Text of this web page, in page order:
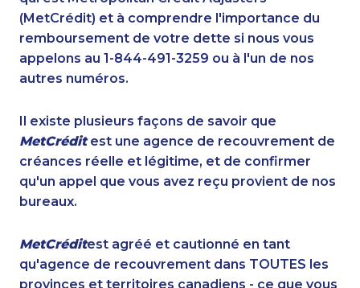
(MetCrédit) et à comprendre l'importance du
remboursement de votre dette si nous vous
appelons au 1-844-491-3259 ou à l'un de nos
autres numéros.
Il existe plusieurs façons de savoir que
MetCréditest une agence de recouvrement de
créances réelle et légitime, et de confirmer
qu'un appel que vous avez reçu provient de nos
bureaux.
MetCréditest agréé et cautionné en tant
qu'agence de recouvrement dans TOUTES les
provinces et territoires canadiens - ce que vous